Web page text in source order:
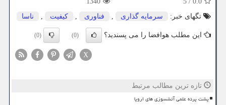
تگهای خبر:
سرمایه گذاری , فناوری , كیفیت , ناسا
این مطلب هوافضا را می پسندید؟ (0)
(0)
X
تازه ترین مطالب مرتبط
پشت پرده علمی آتشسوزی های اروپا